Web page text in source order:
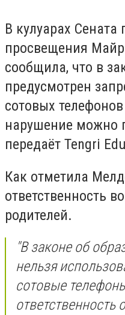
В кулуарах
просвещения
сообщила, что в
предусмотрен
сотовых
нарушение можно
передаёт Tengri
Как отметила
ответственность
родителей.
"В законе об
нельзя
сотовые
ответственность